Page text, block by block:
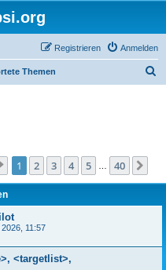
Anmelden
Registrieren
Themen
Seite 1von 40
1 2 3 4 5 40
2026, 11:57
<targetlist>,